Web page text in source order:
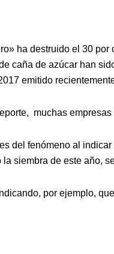
ha destruido el 30
caña de azúcar han
emitido
muchas
del fenómeno al
siembra de este año,
por ejemplo,